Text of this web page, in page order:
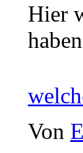
Hier
Von